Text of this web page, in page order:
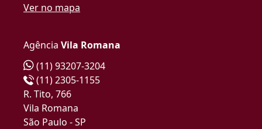
Ver no mapa
Agência Vila Romana
(11) 93207-3204
(11) 2305-1155
R. Tito, 766
Vila Romana
São Paulo - SP